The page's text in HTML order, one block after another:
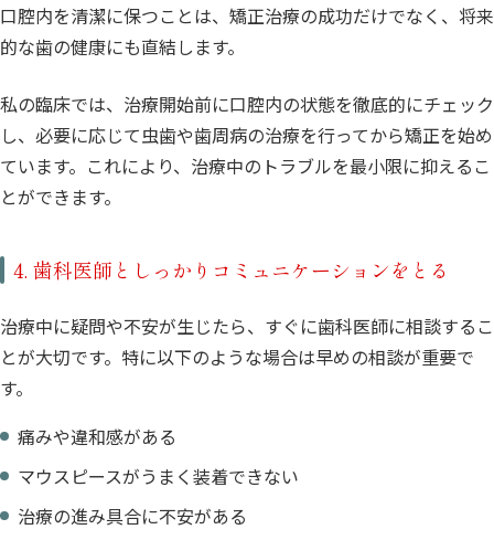
口腔内を清潔に保つことは、矯正治療の成功だけでなく、将来
的な歯の健康にも直結します。
私の臨床では、治療開始前に口腔内の状態を徹底的にチェック
し、必要に応じて虫歯や歯周病の治療を行ってから矯正を始め
ています。これにより、治療中のトラブルを最小限に抑えるこ
とができます。
4. 歯科医師としっかりコミュニケーションをとる
治療中に疑問や不安が生じたら、すぐに歯科医師に相談するこ
とが大切です。特に以下のような場合は早めの相談が重要で
す。
痛みや違和感がある
マウスピースがうまく装着できない
治療の進み具合に不安がある